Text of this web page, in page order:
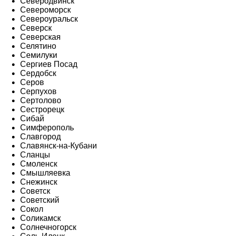
Североморск
Североуральск
Северск
Северская
Селятино
Семилуки
Сергиев Посад
Сердобск
Серов
Серпухов
Сертолово
Сестрорецк
Сибай
Симферополь
Славгород
Славянск-на-Кубани
Сланцы
Смоленск
Смышляевка
Снежинск
Советск
Советский
Сокол
Соликамск
Солнечногорск